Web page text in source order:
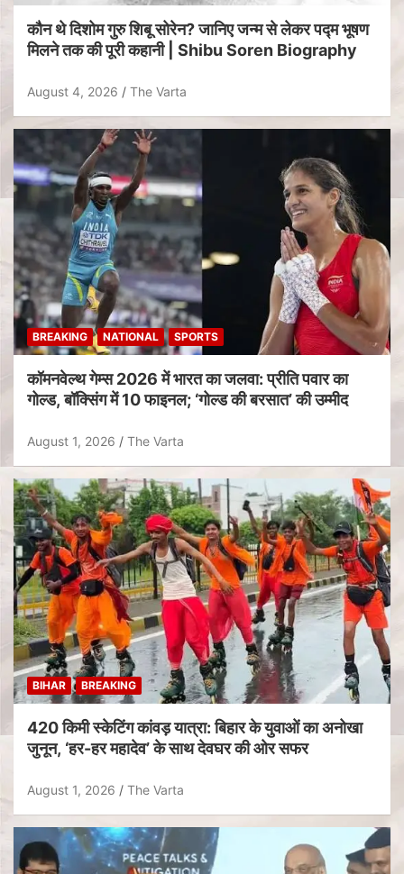
कौन थे दिशोम गुरु शिबू सोरेन? जानिए जन्म से लेकर पद्म भूषण
मिलने तक की पूरी कहानी | Shibu Soren Biography
August 4, 2026 The Varta
BREAKING NATIONAL SPORTS
कॉमनवेल्थ गेम्स 2026 में भारत का जलवा: प्रीति पवार का
गोल्ड, बॉक्सिंग में 10 फाइनल; ‘गोल्ड की बरसात’ की उम्मीद
August 1, 2026 The Varta
BIHAR BREAKING
420 किमी स्केटिंग कांवड़ यात्रा: बिहार के युवाओं का अनोखा
जुनून, ‘हर-हर महादेव’ के साथ देवघर की ओर सफर
August 1, 2026 The Varta